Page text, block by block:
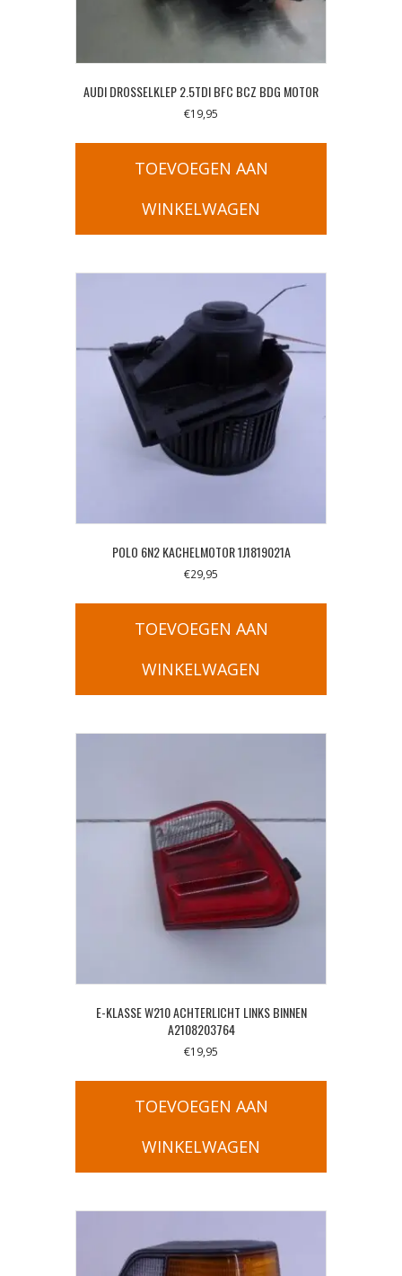
AUDI DROSSELKLEP 2.5TDI BFC BCZ BDG MOTOR
€19,95
TOEVOEGEN AAN
WINKELWAGEN
POLO 6N2 KACHELMOTOR 1J1819021A
€29,95
TOEVOEGEN AAN
WINKELWAGEN
E-KLASSE W210 ACHTERLICHT LINKS BINNEN
A2108203764
€19,95
TOEVOEGEN AAN
WINKELWAGEN